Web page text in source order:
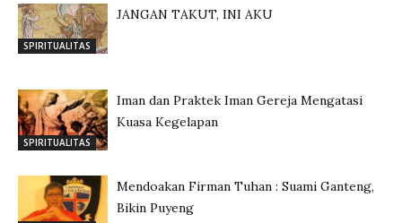
SPIRITUALITAS
JANGAN TAKUT, INI AKU
SPIRITUALITAS
Iman dan Praktek Iman Gereja Mengatasi
Kuasa Kegelapan
Mendoakan Firman Tuhan : Suami Ganteng,
Bikin Puyeng